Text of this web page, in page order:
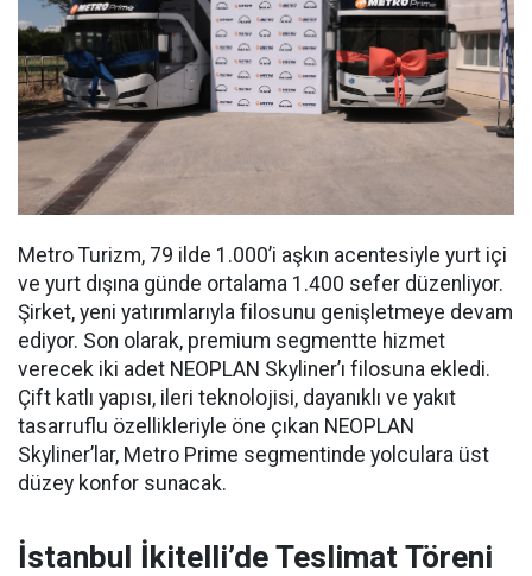
Metro Turizm, 79 ilde 1.000’i aşkın acentesiyle yurt içi
ve yurt dışına günde ortalama 1.400 sefer düzenliyor.
Şirket, yeni yatırımlarıyla filosunu genişletmeye devam
ediyor. Son olarak, premium segmentte hizmet
verecek iki adet NEOPLAN Skyliner’ı filosuna ekledi.
Çift katlı yapısı, ileri teknolojisi, dayanıklı ve yakıt
tasarruflu özellikleriyle öne çıkan NEOPLAN
Skyliner’lar, Metro Prime segmentinde yolculara üst
düzey konfor sunacak.
İstanbul İkitelli’de Teslimat Töreni